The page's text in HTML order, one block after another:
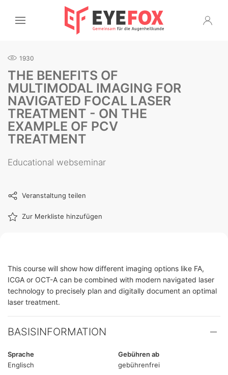
1930
THE BENEFITS OF
MULTIMODAL IMAGING FOR
NAVIGATED FOCAL LASER
TREATMENT - ON THE
EXAMPLE OF PCV
TREATMENT
Educational webseminar
Veranstaltung teilen
Zur Merkliste hinzufügen
This course will show how different imaging options like FA,
ICGA or OCT-A can be combined with modern navigated laser
technology to precisely plan and digitally document an optimal
laser treatment.
BASISINFORMATION
Sprache
Englisch
Gebühren ab
gebührenfrei